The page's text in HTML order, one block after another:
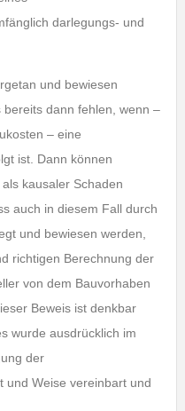
darlegungs- und
und bewiesen
dann fehlen, wenn –
– eine
ist. Dann können
kausaler Schaden
auch in diesem Fall durch
und bewiesen werden,
richtigen Berechnung der
von dem Bauvorhaben
Beweis ist denkbar
wurde ausdrücklich im
der
und Weise vereinbart und